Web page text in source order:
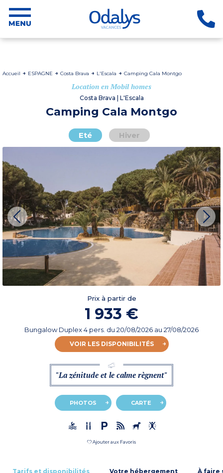
Accueil ESPAGNE Costa Brava L'Escala Camping Cala Montgo
Location en Mobil homes
Costa Brava | L'Escala
Camping Cala Montgo
Eté Hiver
Prix à partir de
1 933 €
Bungalow Duplex 4 pers. du 20/08/2026 au 27/08/2026
VOIR LES DISPONIBILITÉS
"La zénitude et le calme règnent"
PHOTOS CARTE
Ajouter aux Favoris
Tarifs et disponibilités Votre hébergement À faire